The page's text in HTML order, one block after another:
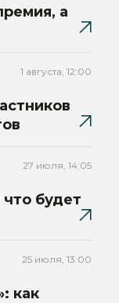
а
1 августа, 12:00
27 июля, 14:05
будет
25 июля, 13:00
как